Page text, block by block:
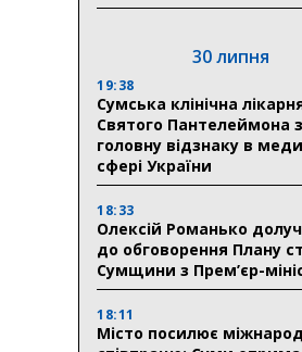
30 липня
19:38
Сумська клінічна
Святого Пантелеймона
головну відзнаку в
сфері України
18:33
Олексій Романько
до обговорення Плану
Сумщини з Прем’єр-
18:11
Місто посилює